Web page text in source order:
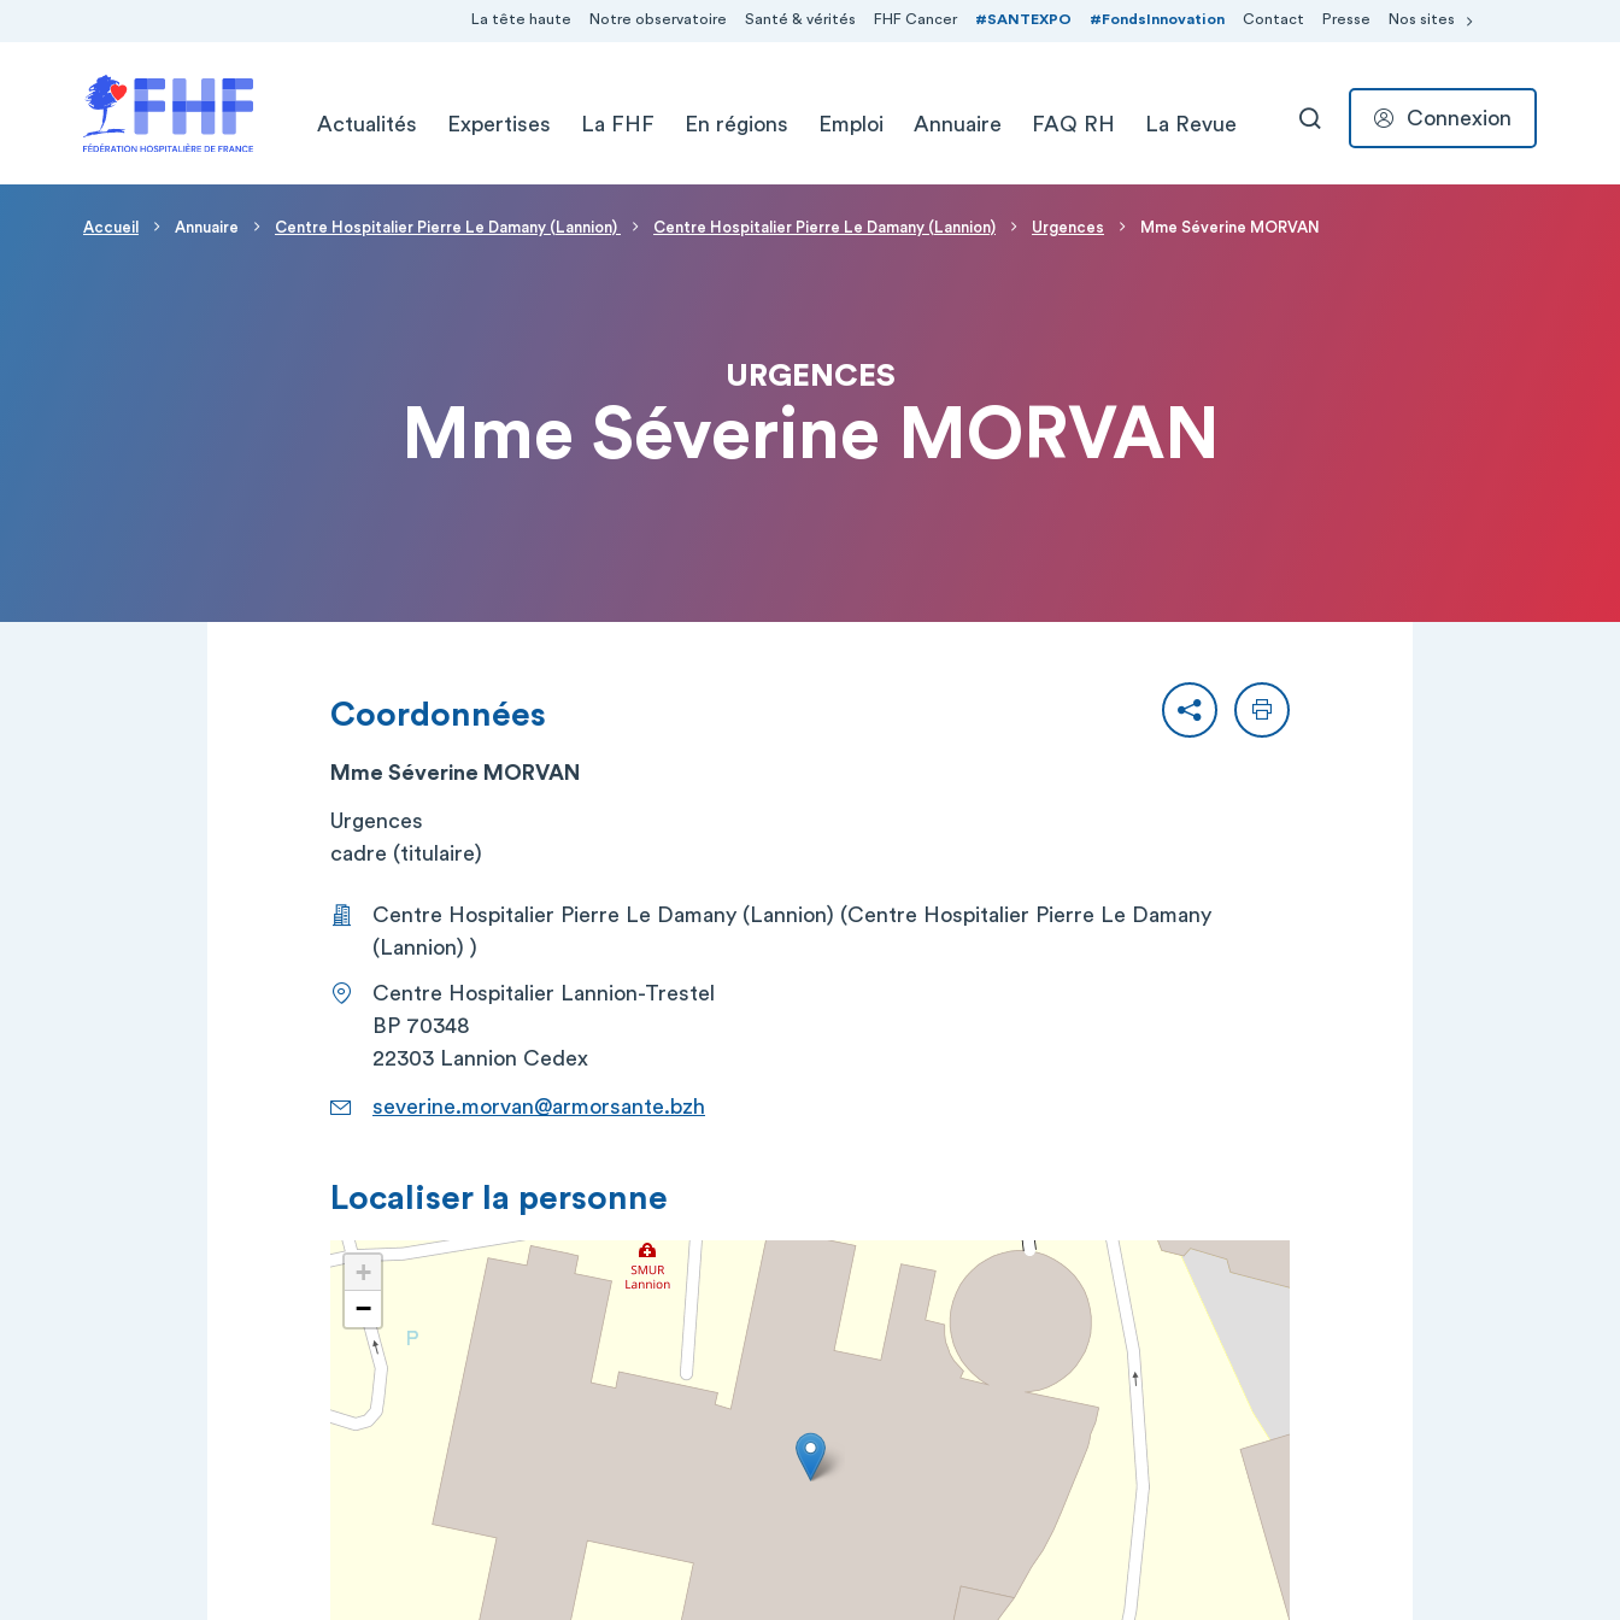
La tête haute Notre observatoire Santé & vérités FHF Cancer #SANTEXPO #FondsInnovation Contact Presse Nos sites
Actualités
Expertises La FHF En régions Emploi Annuaire FAQ RH La Revue RECHERCHER
Connexion
Fil d'Ariane
Accueil Annuaire Centre Hospitalier Pierre Le Damany (Lannion) Centre Hospitalier Pierre Le Damany (Lannion) Urgences Mme Séverine MORVAN
URGENCES
Mme Séverine MORVAN
PartagerImprimer
Coordonnées
Mme Séverine MORVAN
Urgences
cadre (titulaire)
Centre Hospitalier Pierre Le Damany (Lannion) (Centre Hospitalier Pierre Le Damany
(Lannion) )
Centre Hospitalier Lannion-Trestel
BP 70348
22303 Lannion Cedex
severine.morvan@armorsante.bzh
Localiser la personne
+
−